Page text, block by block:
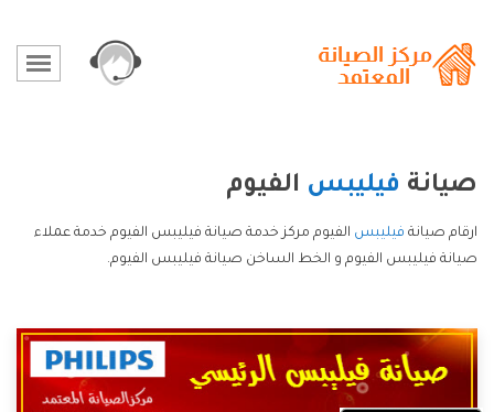
صيانة فيليبس الفيوم
ارقام صيانة فيليبس الفيوم مركز خدمة صيانة فيليبس الفيوم خدمة عملاء
صيانة فيليبس الفيوم و الخط الساخن صيانة فيليبس الفيوم.